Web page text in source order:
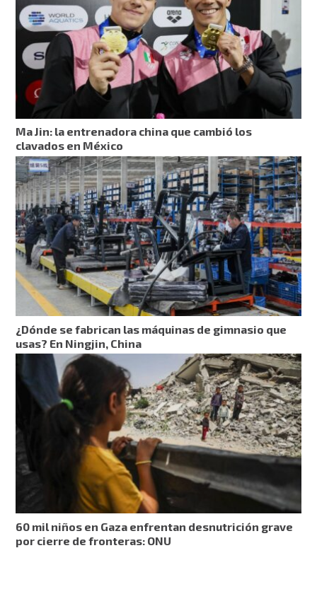
Ma Jin: la entrenadora china que cambió los
clavados en México
¿Dónde se fabrican las máquinas de gimnasio que
usas? En Ningjin, China
60 mil niños en Gaza enfrentan desnutrición grave
por cierre de fronteras: ONU